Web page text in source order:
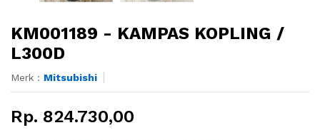
KM001189 - KAMPAS KOPLING /
L300D
Merk : Mitsubishi
Rp. 824.730,00